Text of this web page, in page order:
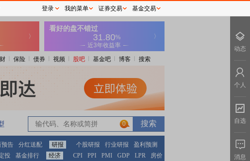
保险 债券 视频 股吧 基金吧 博客 搜索
0
预告 分红送配 研报 个股研报 行业研报
盈利预测
投 基金排行 经济 CPI PPI PMI GDP LPR 房价
登录 我的菜单 证券交易 基金交易
动态
个人
自选
消息